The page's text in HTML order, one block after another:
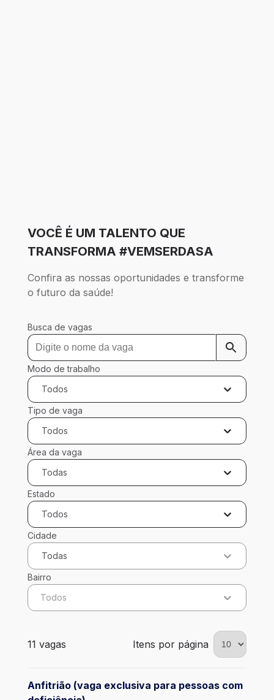
VOCÊ É UM TALENTO QUE
TRANSFORMA #VEMSERDASA
Confira as nossas oportunidades e transforme
o futuro da saúde!
Busca de vagas
Modo de trabalho
Todos
Tipo de vaga
Todos
Área da vaga
Todas
Estado
Todos
Cidade
Todas
Bairro
Todos
11 vagas encontradas para 0 filtros aplicados
11 vagas Itens por página
Anfitrião (vaga exclusiva para pessoas com